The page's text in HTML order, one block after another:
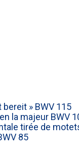
» BWV 115
la majeur BWV
tirée de
85